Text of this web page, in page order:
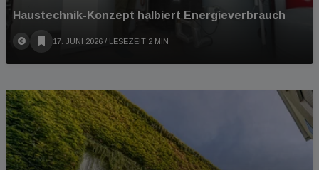
Haustechnik-Konzept halbiert Energieverbrauch
17. JUNI 2026 / LESEZEIT 2 MIN